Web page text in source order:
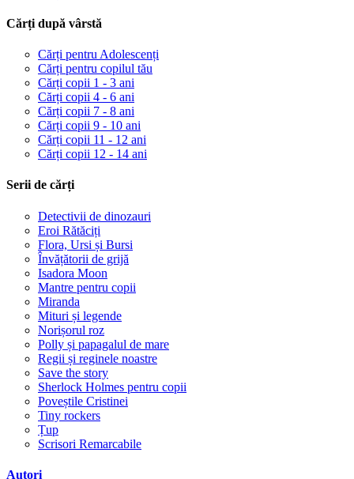
Cărți după vârstă
Cărți pentru Adolescenți
Cărți pentru copilul tău
Cărți copii 1 - 3 ani
Cărți copii 4 - 6 ani
Cărți copii 7 - 8 ani
Cărți copii 9 - 10 ani
Cărți copii 11 - 12 ani
Cărți copii 12 - 14 ani
Serii de cărți
Detectivii de dinozauri
Eroi Rătăciți
Flora, Ursi și Bursi
Învățătorii de grijă
Isadora Moon
Mantre pentru copii
Miranda
Mituri și legende
Norișorul roz
Polly și papagalul de mare
Regii și reginele noastre
Save the story
Sherlock Holmes pentru copii
Poveștile Cristinei
Tiny rockers
Țup
Scrisori Remarcabile
Autori